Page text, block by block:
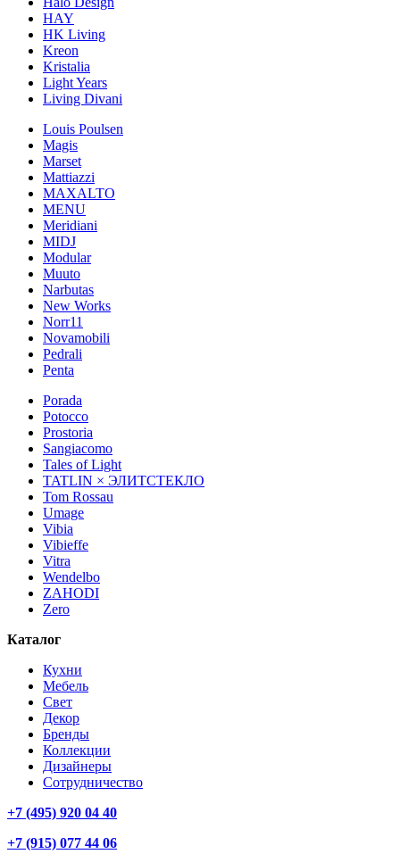
HAY
HK Living
Kreon
Kristalia
Light Years
Living Divani
Louis Poulsen
Magis
Marset
Mattiazzi
MAXALTO
MENU
Meridiani
MIDJ
Modular
Muuto
Narbutas
New Works
Norr11
Novamobili
Pedrali
Penta
Porada
Potocco
Prostoria
Sangiacomo
Tales of Light
TATLIN × ЭЛИТСТЕКЛО
Tom Rossau
Umage
Vibia
Vibieffe
Vitra
Wendelbo
ZAHODI
Zero
Каталог
Кухни
Мебель
Свет
Декор
Бренды
Коллекции
Дизайнеры
Сотрудничество
+7 (495) 920 04 40
+7 (915) 077 44 06